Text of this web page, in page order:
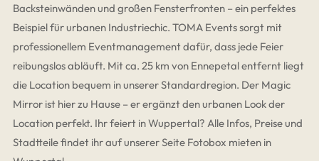
Backsteinwänden und großen Fensterfronten – ein perfektes
Beispiel für urbanen Industriechic. TOMA Events sorgt mit
professionellem Eventmanagement dafür, dass jede Feier
reibungslos abläuft. Mit ca. 25 km von Ennepetal entfernt liegt
die Location bequem in unserer Standardregion. Der Magic
Mirror ist hier zu Hause – er ergänzt den urbanen Look der
Location perfekt. Ihr feiert in Wuppertal? Alle Infos, Preise und
Stadtteile findet ihr auf unserer Seite Fotobox mieten in